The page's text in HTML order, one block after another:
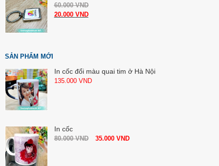
60.000VND
20.000 VND
SẢN PHẨM MỚI
In cốc đổi màu quai tim ở Hà Nội
135.000 VND
In cốc
80.000VND 35.000 VND